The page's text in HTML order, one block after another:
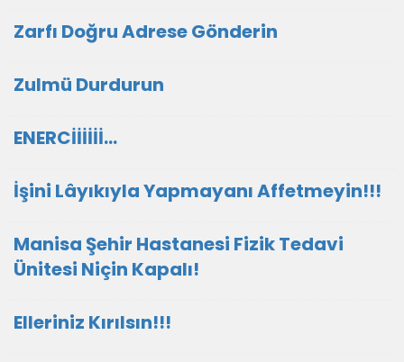
Zarfı Doğru Adrese Gönderin
Zulmü Durdurun
ENERCİİİİİİ...
İşini Lâyıkıyla Yapmayanı Affetmeyin!!!
Manisa Şehir Hastanesi Fizik Tedavi
Ünitesi Niçin Kapalı!
Elleriniz Kırılsın!!!